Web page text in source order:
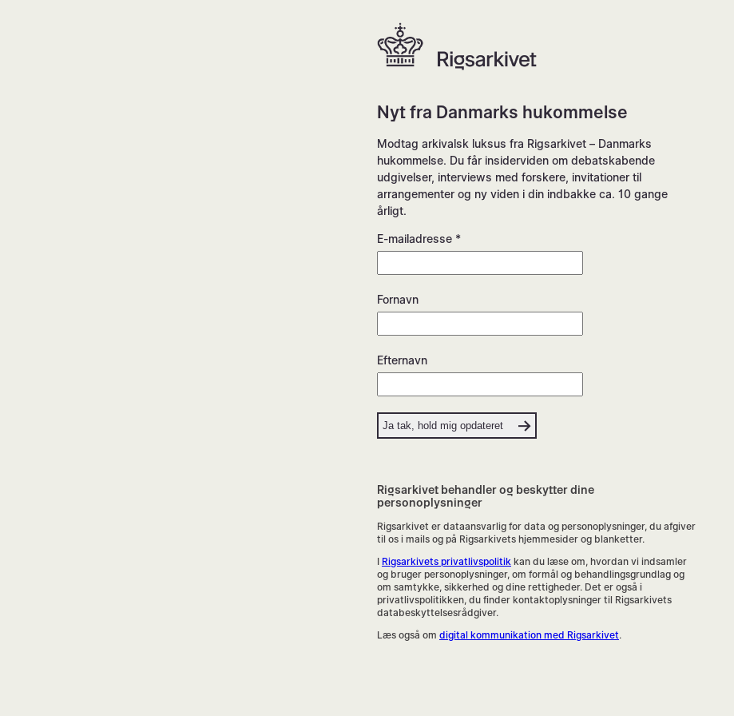
Nyt fra Danmarks hukommelse
Modtag arkivalsk luksus fra Rigsarkivet – Danmarks
hukommelse. Du får insiderviden om debatskabende
udgivelser, interviews med forskere, invitationer til
arrangementer og ny viden i din indbakke ca. 10 gange
årligt.
E-mailadresse *
Fornavn
Efternavn
Rigsarkivet behandler og beskytter dine
personoplysninger
Rigsarkivet er dataansvarlig for data og personoplysninger, du afgiver
til os i mails og på Rigsarkivets hjemmesider og blanketter.
I Rigsarkivets privatlivspolitik kan du læse om, hvordan vi indsamler
og bruger personoplysninger, om formål og behandlingsgrundlag og
om samtykke, sikkerhed og dine rettigheder. Det er også i
privatlivspolitikken, du finder kontaktoplysninger til Rigsarkivets
databeskyttelsesrådgiver.
Læs også om digital kommunikation med Rigsarkivet.